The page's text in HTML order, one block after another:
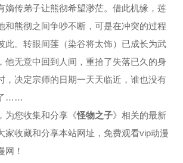
嫡传弟子让熊彻希望渺茫。借此机缘，莲
和熊彻之间争吵不断，可是在冲突的过程
此。转眼间莲（染谷将太饰）已成长为武
他无意中回到人间，重拾了失落已久的身
，决定宗师的日期一天天临近，谁也没有
……
为您收集和分享《怪物之子》相关的最新
家收藏和分享本站网址，免费观看vip动漫
网！